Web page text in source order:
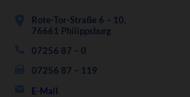
Rote-Tor-Straße 6 – 10,
76661 Philippsburg
07256 87 – 0
07256 87 – 119
E-Mail